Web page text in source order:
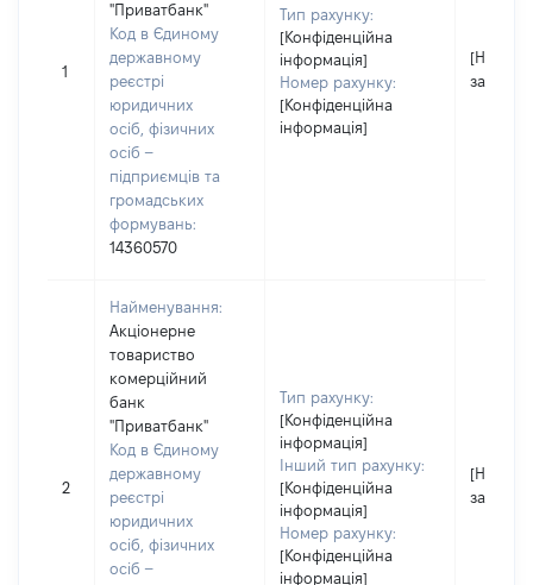
1
"Приватбанк"
Код в Єдиному
державному
реєстрі
юридичних
осіб, фізичних
осіб –
підприємців та
громадських
формувань:
14360570
Тип рахунку:
[Конфіденційна
інформація]
Номер рахунку:
[Конфіденційна
інформація]
[Не
2
Найменування:
Акціонерне
товариство
комерційний
банк
"Приватбанк"
Код в Єдиному
державному
реєстрі
юридичних
осіб, фізичних
осіб –
Тип рахунку:
[Конфіденційна
інформація]
Інший тип рахунку:
[Конфіденційна
інформація]
Номер рахунку:
[Конфіденційна
інформація]
[Не